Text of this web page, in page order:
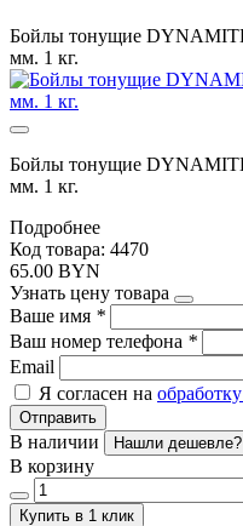
Бойлы тонущие
мм. 1 кг.
Бойлы тонущие
мм. 1 кг.
Подробнее
Код товара: 4470
65.00 BYN
Узнать цену товара
Ваше имя *
Ваш номер телефона *
Email
Я согласен на
Отправить
В наличии Нашли дешевле?
В корзину
Купить в 1 клик